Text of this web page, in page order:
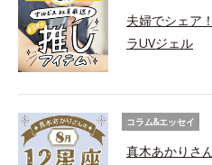
夫婦でシェア
ラUVジェル
コラム&エッセイ
真木あかりさ